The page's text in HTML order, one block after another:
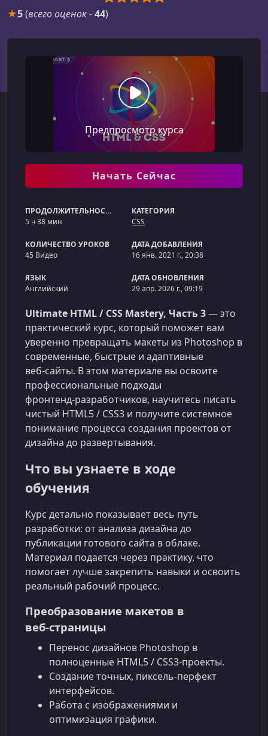
★5(всего оценок-44)
Предпросмотр курса
Начать Сейчас
ПРОДОЛЖИТЕЛЬНОСТЬ
5 ч 38 мин
КАТЕГОРИЯ
CSS
КОЛИЧЕСТВО УРОКОВ
45 Видео
ДАТА ДОБАВЛЕНИЯ
16 янв. 2021 г., 20:38
ЯЗЫК
Английский
ДАТА ОБНОВЛЕНИЯ
29 апр. 2026 г., 09:19
Ultimate HTML / CSS Mastery, Часть 3— это
практический курс, который поможет вам
уверенно превращать макеты из Photoshop в
современные, быстрые и адаптивные
веб‑сайты. В этом материале вы освоите
профессиональные подходы
фронтенд‑разработчиков, научитесь писать
чистый HTML5 / CSS3 и получите системное
понимание процесса создания проектов от
дизайна до развертывания.
Что вы узнаете в ходе
обучения
Курс детально показывает весь путь
разработки: от анализа дизайна до
публикации готового сайта в облаке.
Материал подается через практику, что
помогает лучше закрепить навыки и освоить
реальный рабочий процесс.
Преобразование макетов в
веб‑страницы
Перенос дизайнов Photoshop в
полноценные HTML5 / CSS3‑проекты.
Создание точных, пиксель‑перфект
интерфейсов.
Работа с изображениями и
оптимизация графики.